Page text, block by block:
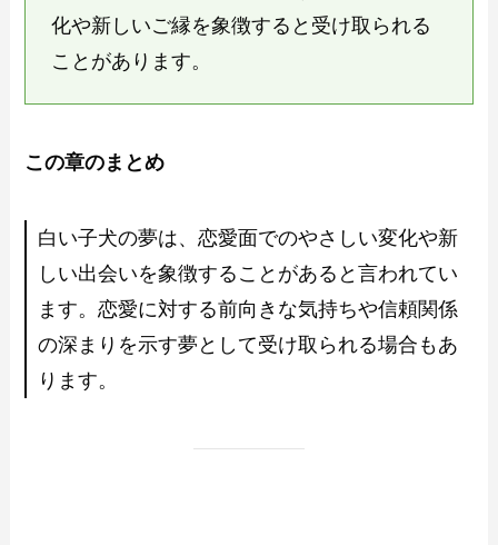
化や新しいご縁を象徴すると受け取られる
ことがあります。
この章のまとめ
白い子犬の夢は、恋愛面でのやさしい変化や新
しい出会いを象徴することがあると言われてい
ます。恋愛に対する前向きな気持ちや信頼関係
の深まりを示す夢として受け取られる場合もあ
ります。